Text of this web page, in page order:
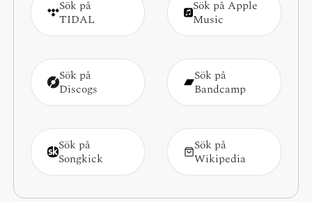
Sök på
TIDAL
Sök på Apple
Music
Sök på
Discogs
Sök på
Bandcamp
Sök på
Songkick
Sök på
Wikipedia